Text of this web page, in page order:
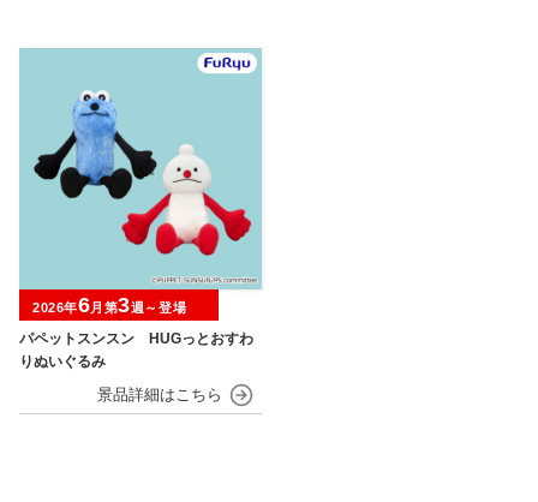
パペットスンスン HUGっとおすわ
りぬいぐるみ
2026年6月第3週～登場